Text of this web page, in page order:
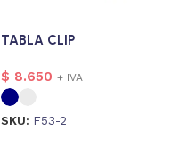
TABLA CLIP
$ 8.650 + IVA
SKU: F53-2